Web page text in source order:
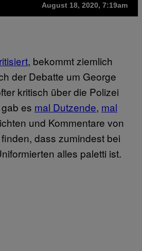
August 18, 2020, 7:19am
, bekommt ziemlich
der Debatte um George
kritisch über die Polizei
es mal Dutzende, mal
und Kommentare von
dass zumindest bei
alles paletti ist.